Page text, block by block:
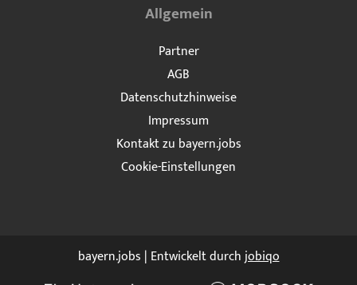
Allgemein
Partner
AGB
Datenschutzhinweise
Impressum
Kontakt zu bayern.jobs
Cookie-Einstellungen
bayern.jobs | Entwickelt durchjobiqo